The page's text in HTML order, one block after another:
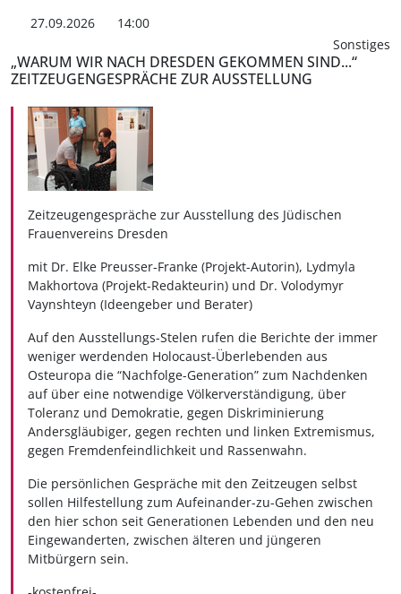
27.09.2026
14:00
Sonstiges
„WARUM WIR NACH DRESDEN GEKOMMEN SIND...“
ZEITZEUGENGESPRÄCHE ZUR AUSSTELLUNG
Zeitzeugengespräche zur Ausstellung des Jüdischen
Frauenvereins Dresden
mit Dr. Elke Preusser-Franke (Projekt-Autorin), Lydmyla
Makhortova (Projekt-Redakteurin) und Dr. Volodymyr
Vaynshteyn (Ideengeber und Berater)
Auf den Ausstellungs-Stelen rufen die Berichte der immer
weniger werdenden Holocaust-Überlebenden aus
Osteuropa die “Nachfolge-Generation” zum Nachdenken
auf über eine notwendige Völkerverständigung, über
Toleranz und Demokratie, gegen Diskriminierung
Andersgläubiger, gegen rechten und linken Extremismus,
gegen Fremdenfeindlichkeit und Rassenwahn.
Die persönlichen Gespräche mit den Zeitzeugen selbst
sollen Hilfestellung zum Aufeinander-zu-Gehen zwischen
den hier schon seit Generationen Lebenden und den neu
Eingewanderten, zwischen älteren und jüngeren
Mitbürgern sein.